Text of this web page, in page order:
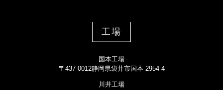
工場
国本工場
〒437-0012静岡県袋井市国本 2954-4
川井工場